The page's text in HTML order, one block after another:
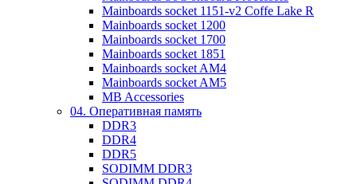
Mainboards socket 1151-v2 Coffe Lake R
Mainboards socket 1200
Mainboards socket 1700
Mainboards socket 1851
Mainboards socket AM4
Mainboards socket AM5
MB Accessories
04. Оперативная память
DDR3
DDR4
DDR5
SODIMM DDR3